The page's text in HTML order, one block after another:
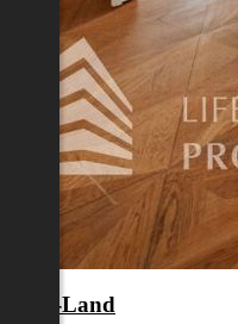
Wels-Land